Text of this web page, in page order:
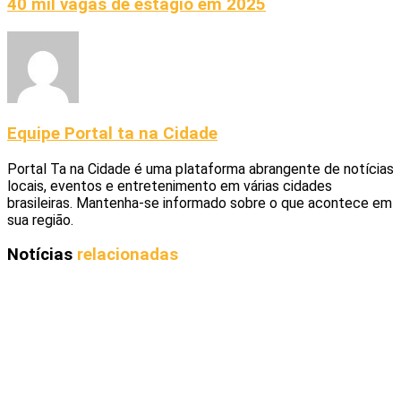
40 mil vagas de estágio em 2025
Equipe Portal ta na Cidade
Portal Ta na Cidade é uma plataforma abrangente de notícias
locais, eventos e entretenimento em várias cidades
brasileiras. Mantenha-se informado sobre o que acontece em
sua região.
Notícias relacionadas